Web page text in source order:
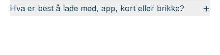
Hva er best å lade med, app, kort eller brikke? +